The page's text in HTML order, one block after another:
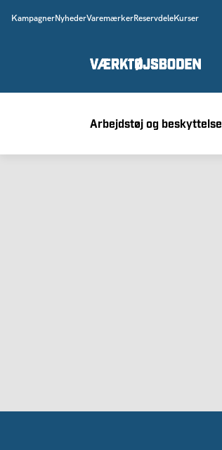
KampagnerNyhederVaremærkerReservdeleKurser
Arbejdstøj og beskyttelse